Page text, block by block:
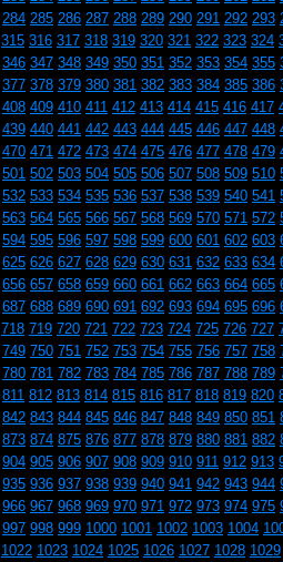
284 285 286 287 288 289 290 291 292 293
315 316 317 318 319 320 321 322 323 324
346 347 348 349 350 351 352 353 354 355
377 378 379 380 381 382 383 384 385 386
408 409 410 411 412 413 414 415 416 417
439 440 441 442 443 444 445 446 447 448
470 471 472 473 474 475 476 477 478 479
501 502 503 504 505 506 507 508 509 510
532 533 534 535 536 537 538 539 540 541
563 564 565 566 567 568 569 570 571 572
594 595 596 597 598 599 600 601 602 603
625 626 627 628 629 630 631 632 633 634
656 657 658 659 660 661 662 663 664 665
687 688 689 690 691 692 693 694 695 696
718 719 720 721 722 723 724 725 726 727
749 750 751 752 753 754 755 756 757 758
780 781 782 783 784 785 786 787 788 789
811 812 813 814 815 816 817 818 819 820
842 843 844 845 846 847 848 849 850 851
873 874 875 876 877 878 879 880 881 882
904 905 906 907 908 909 910 911 912 913
935 936 937 938 939 940 941 942 943 944
966 967 968 969 970 971 972 973 974 975
997 998 999 1000 1001 1002 1003 1004
1022 1023 1024 1025 1026 1027 1028 1029